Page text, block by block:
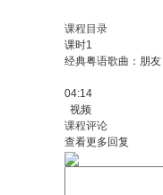
课程目录
课时1
经典粤语歌曲：朋
04:14
视频
课程评论
查看更多回复